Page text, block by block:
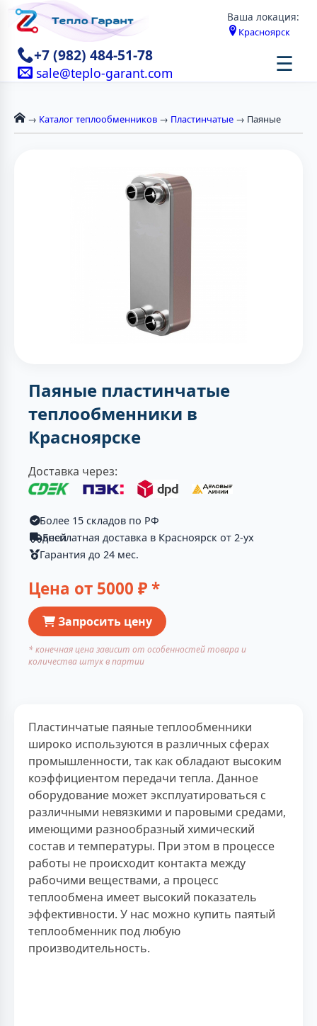
Ваша локация:
Красноярск
+7 (982) 484-51-78
sale@teplo-garant.com ☰
→ Каталог теплообменников → Пластинчатые → Паяные
Паяные пластинчатые
теплообменники в
Красноярске
Доставка через:
Более 15 складов по РФ
Бесплатная доставка в Красноярск от 2-ух дней
Гарантия до 24 мес.
Цена от 5000 ₽ *
Запросить цену
* конечная цена зависит от особенностей товара и
количества штук в партии
Пластинчатые паяные теплообменники
широко используются в различных сферах
промышленности, так как обладают высоким
коэффициентом передачи тепла. Данное
оборудование может эксплуатироваться с
различными невязкими и паровыми средами,
имеющими разнообразный химический
состав и температуры. При этом в процессе
работы не происходит контакта между
рабочими веществами, а процесс
теплообмена имеет высокий показатель
эффективности. У нас можно купить паятый
теплообменник под любую
производительность.